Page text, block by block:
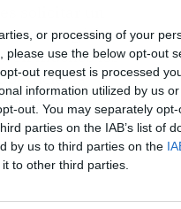
or processing of your
use the below opt-out
out request is processed
information utilized by us
out. You may separately
parties on the IAB’s list of
by us to third parties on the
to other third parties.
energético
muchos los
la